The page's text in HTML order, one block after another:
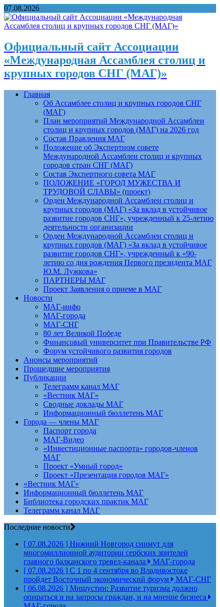
07.08.2026
Официальный сайт Ассоциации
«Международная Ассамблея столиц и
крупных городов СНГ (МАГ)»
Главная
Об Ассамблее столиц и крупных городов СНГ
(МАГ)
План мероприятий Международной Ассамблеи
столиц и крупных городов (МАГ) на 2026 год
Состав Правления МАГ
Положение об Экспертном совете
Международной Ассамблеи столиц и крупных
городов стран СНГ (МАГ)
Состав Экспертного совета МАГ
ПОЛОЖЕНИЕ «ГОРОД МУЖЕСТВА И
ТРУДОВОЙ СЛАВЫ» (проект)
Орден Международной Ассамблеи столиц и
крупных городов (МАГ) «За вклад в устойчивое
развитие городов СНГ», учрежденный к 25-летию
деятельности организации
Орден Международной Ассамблеи столиц и
крупных городов (МАГ) «За вклад в устойчивое
развитие городов СНГ», учрежденный к «90-
летию со дня рождения Первого президента МАГ
Ю.М. Лужкова»
ПАРТНЕРЫ МАГ
Проект Заявления о приеме в МАГ
Новости
МАГ-инфо
МАГ-города
МАГ-СНГ
80 лет Великой Победе
Финансовый университет при Правительстве РФ
Форум устойчивого развития городов
Анонсы мероприятий
Прошедшие мероприятия
Публикации
Телеграмм канал МАГ
«Вестник МАГ»
Сводные доклады МАГ
Информационный бюллетень МАГ
Города — члены МАГ
Паспорт города
МАГ-Видео
«Инвестиционные паспорта» городов-членов
МАГ
Проект «Умный город»
Проект «Презентация городов МАГ»
«Вестник МАГ»
Информационный бюллетень МАГ
Библиотека городских практик МАГ
Телеграмм канал МАГ
Последние новости
[ 07.08.2026 ] Нижний Новгород снимут для
многомиллионной аудитории сербских зрителей
главного балканского тревел-канала
МАГ-города
[ 07.08.2026 ] С 1 по 4 сентября во Владивостоке
пройдет Восточный экономический форум
МАГ-СНГ
[ 06.08.2026 ] Мишустин: Развитие туризма должно
опираться и на запросы граждан, и на мнение бизнеса